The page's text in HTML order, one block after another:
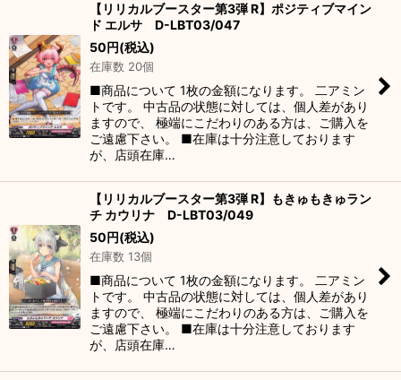
【リリカルブースター第3弾 R】ポジティブマイン
ド エルサ D-LBT03/047
50円(税込)
在庫数 20個
■商品について 1枚の金額になります。 二アミン
トです。 中古品の状態に対しては、個人差があり
ますので、 極端にこだわりのある方は、ご購入を
ご遠慮下さい。 ■在庫は十分注意しております
が、店頭在庫…
【リリカルブースター第3弾 R】もきゅもきゅラン
チ カウリナ D-LBT03/049
50円(税込)
在庫数 13個
■商品について 1枚の金額になります。 二アミン
トです。 中古品の状態に対しては、個人差があり
ますので、 極端にこだわりのある方は、ご購入を
ご遠慮下さい。 ■在庫は十分注意しております
が、店頭在庫…